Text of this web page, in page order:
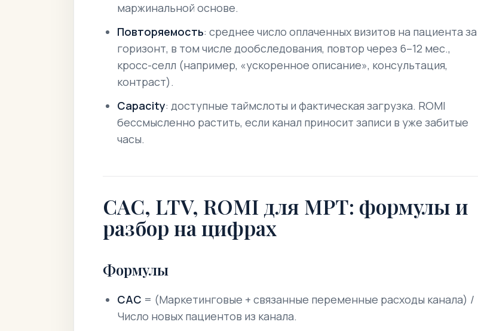
маржинальной основе.
Повторяемость: среднее число оплаченных визитов на пациента за
горизонт, в том числе дообследования, повтор через 6–12 мес.,
кросс-селл (например, «ускоренное описание», консультация,
контраст).
Capacity: доступные таймслоты и фактическая загрузка. ROMI
бессмысленно растить, если канал приносит записи в уже забитые
часы.
CAC, LTV, ROMI для МРТ: формулы и
разбор на цифрах
Формулы
CAC = (Маркетинговые + связанные переменные расходы канала) /
Число новых пациентов из канала.